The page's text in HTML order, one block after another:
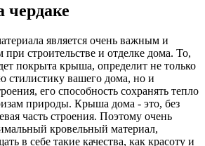
является очень важным и
строительстве и отделке дома. То,
покрыта крыша, определит не только
вашего дома, но и
его способность сохранять тепло
природы. Крыша дома - это, без
часть строения. Поэтому очень
кровельный материал,
в себе такие качества, как красоту и